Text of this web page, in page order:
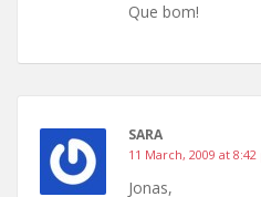
Que bom!
SARA
11 March, 2009 at 8:42
Jonas,